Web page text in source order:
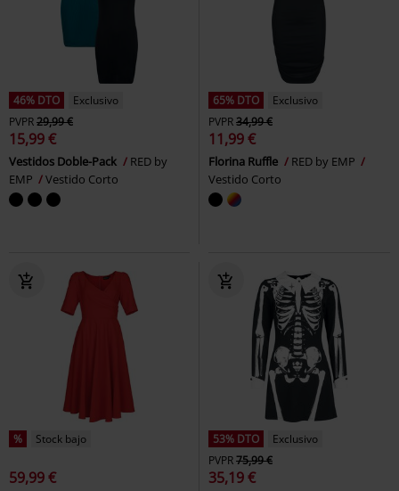
46% DTO
Exclusivo
PVPR29,99 €
15,99 €
Vestidos Doble-Pack
RED by
EMP
Vestido Corto
65% DTO
Exclusivo
PVPR34,99 €
11,99 €
Florina Ruffle
RED by EMP
Vestido Corto
% Stock bajo
59,99 €
53% DTO
Exclusivo
PVPR75,99 €
35,19 €